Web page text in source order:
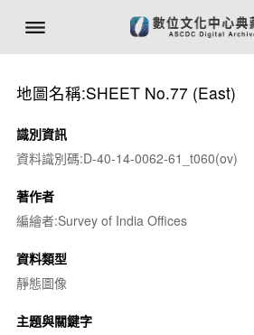
地圖名稱:SHEET No.77 (East)
識別資訊
資料識別碼:D-40-14-0062-61_t060(ov)
著作者
編繪者:Survey of India Offices
資料類型
靜態圖像
主題與關鍵字